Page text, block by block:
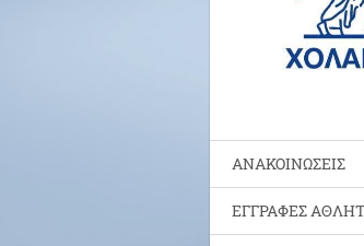
ΑΝΑΚΟΙΝΩΣΕΙΣ
ΕΓΓΡΑΦΕΣ